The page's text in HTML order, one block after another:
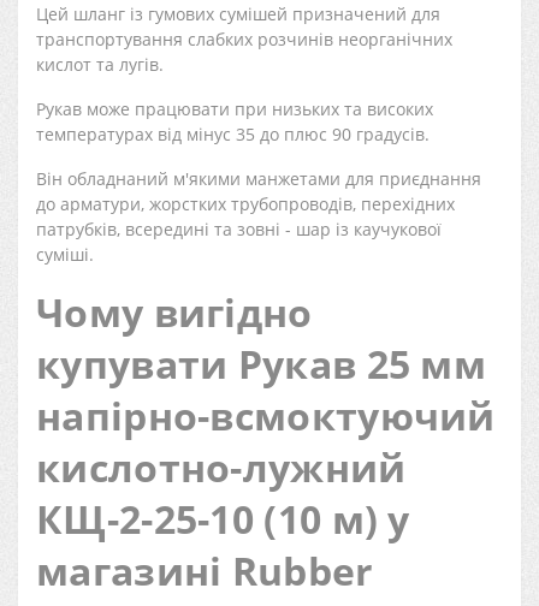
Цей шланг із гумових сумішей призначений для
транспортування слабких розчинів неорганічних
кислот та лугів.
Рукав може працювати при низьких та високих
температурах від мінус 35 до плюс 90 градусів.
Він обладнаний м'якими манжетами для приєднання
до арматури, жорстких трубопроводів, перехідних
патрубків, всередині та зовні - шар із каучукової
суміші.
Чому вигідно
купувати Рукав 25 мм
напірно-всмоктуючий
кислотно-лужний
КЩ-2-25-10 (10 м) у
магазині Rubber